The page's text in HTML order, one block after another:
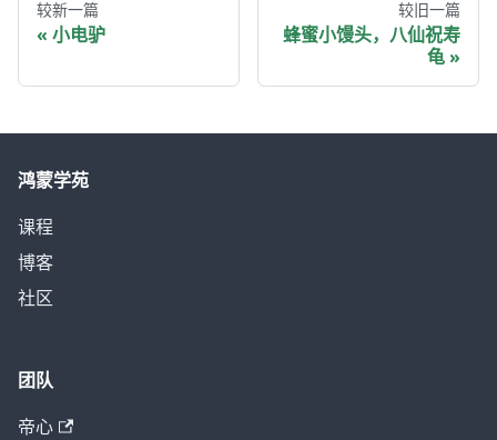
较新一篇
小电驴
课程